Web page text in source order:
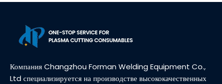
Компания Changzhou Forman Welding Equipment Co.,
Ltd специализируется на производстве высококачественных